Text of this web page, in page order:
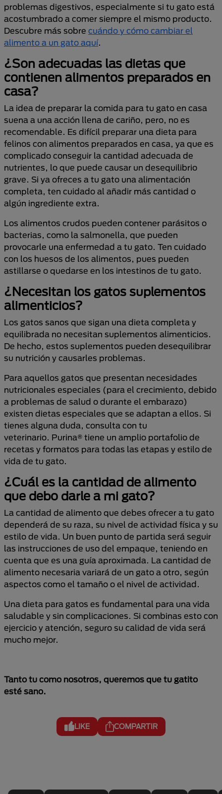
problemas digestivos, especialmente si tu gato está
acostumbrado a comer siempre el mismo producto.
Descubre más sobre cuándo y cómo cambiar el
alimento a un gato aquí.
¿Son adecuadas las dietas que
contienen alimentos preparados en
casa?
La idea de preparar la comida para tu gato en casa
suena a una acción llena de cariño, pero, no es
recomendable. Es difícil preparar una dieta para
felinos con alimentos preparados en casa, ya que es
complicado conseguir la cantidad adecuada de
nutrientes, lo que puede causar un desequilibrio
grave. Si ya ofreces a tu gato una alimentación
completa, ten cuidado al añadir más cantidad o
algún ingrediente extra.
Los alimentos crudos pueden contener parásitos o
bacterias, como la salmonella, que pueden
provocarle una enfermedad a tu gato. Ten cuidado
con los huesos de los alimentos, pues pueden
astillarse o quedarse en los intestinos de tu gato.
¿Necesitan los gatos suplementos
alimenticios?
Los gatos sanos que sigan una dieta completa y
equilibrada no necesitan suplementos alimenticios.
De hecho, estos suplementos pueden desequilibrar
su nutrición y causarles problemas.
Para aquellos gatos que presentan necesidades
nutricionales especiales (para el crecimiento, debido
a problemas de salud o durante el embarazo)
existen dietas especiales que se adaptan a ellos. Si
tienes alguna duda, consulta con tu
veterinario. Purina® tiene un amplio portafolio de
recetas y formatos para todas las etapas y estilo de
vida de tu gato.
¿Cuál es la cantidad de alimento
que debo darle a mi gato?
La cantidad de alimento que debes ofrecer a tu gato
dependerá de su raza, su nivel de actividad física y su
estilo de vida. Un buen punto de partida será seguir
las instrucciones de uso del empaque, teniendo en
cuenta que es una guía aproximada. La cantidad de
alimento necesaria variará de un gato a otro, según
aspectos como el tamaño o el nivel de actividad.
Una dieta para gatos es fundamental para una vida
saludable y sin complicaciones. Si combinas esto con
ejercicio y atención, seguro su calidad de vida será
mucho mejor.
Tanto tu como nosotros, queremos que tu gatito
esté sano.
LIKE COMPARTIR